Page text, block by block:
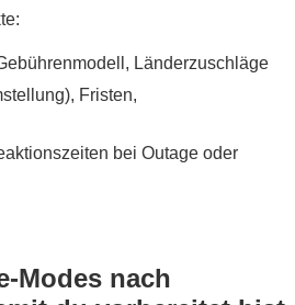
Länderzuschläge
Fristen,
bei Outage oder
Modes nach